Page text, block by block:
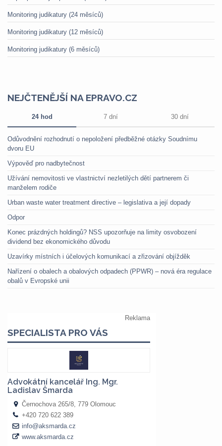
Monitoring judikatury (24 měsíců)
Monitoring judikatury (12 měsíců)
Monitoring judikatury (6 měsíců)
NEJČTENĚJŠÍ NA EPRAVO.CZ
24 hod 7 dní 30 dní
Odůvodnění rozhodnutí o nepoložení předběžné otázky Soudnímu
dvoru EU
Výpověď pro nadbytečnost
Užívání nemovitosti ve vlastnictví nezletilých dětí partnerem či
manželem rodiče
Urban waste water treatment directive – legislativa a její dopady
Odpor
Konec prázdných holdingů? NSS upozorňuje na limity osvobození
dividend bez ekonomického důvodu
Uzavírky místních i účelových komunikací a zřizování objížděk
Nařízení o obalech a obalových odpadech (PPWR) – nová éra regulace
obalů v Evropské unii